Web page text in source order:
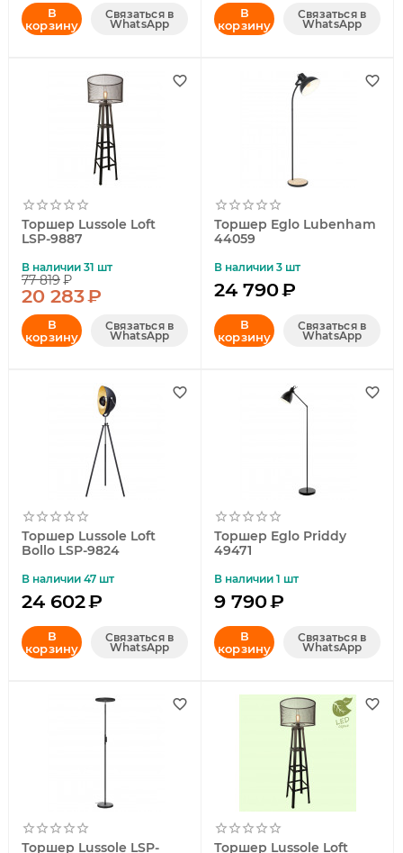
В
корзину
Связаться в
WhatsApp
В
корзину
Связаться в
WhatsApp
Торшер Lussole Loft
LSP-9887
В наличии 31 шт
77 819₽
20 283₽
В
корзину
Связаться в
WhatsApp
Торшер Eglo Lubenham
44059
В наличии 3 шт
24 790₽
В
корзину
Связаться в
WhatsApp
Торшер Lussole Loft
Bollo LSP-9824
В наличии 47 шт
24 602₽
В
корзину
Связаться в
WhatsApp
Торшер Eglo Priddy
49471
В наличии 1 шт
9 790₽
В
корзину
Связаться в
WhatsApp
Торшер Lussole LSP-
Торшер Lussole Loft